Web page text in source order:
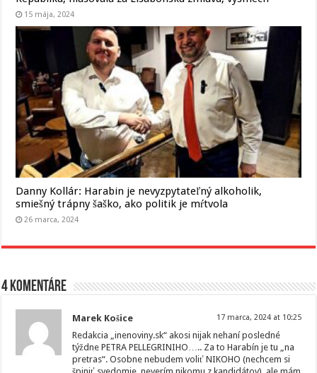
15 mája, 2024
Danny Kollár: Harabin je nevyzpytateľný alkoholik,
smiešný trápny šaško, ako politik je mŕtvola
26 marca, 2024
4 komentáre
Marek Košice 17 marca, 2024 at 10:25
Redakcia „inenoviny.sk“ akosi nijak nehaní posledné
týždne PETRA PELLEGRINIHO….. Za to Harabín je tu „na
pretras“. Osobne nebudem voliť NIKOHO (nechcem si